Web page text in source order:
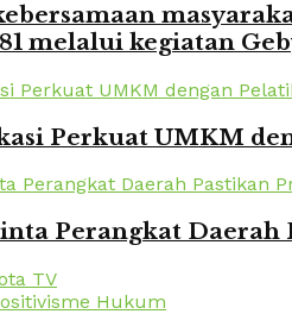
melalui kegiatan
Perkuat UMKM
Perangkat Daerah
TV